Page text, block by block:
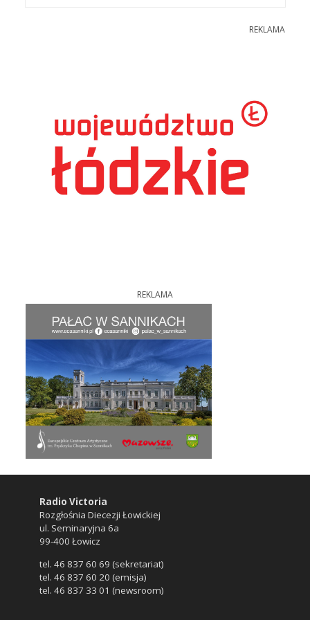
REKLAMA
REKLAMA
Radio Victoria
Rozgłośnia Diecezji Łowickiej
ul. Seminaryjna 6a
99-400 Łowicz
tel. 46 837 60 69 (sekretariat)
tel. 46 837 60 20 (emisja)
tel. 46 837 33 01 (newsroom)